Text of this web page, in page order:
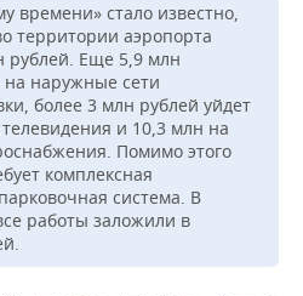
времени» стало известно,
территории аэропорта
рублей. Еще 5,9 млн
наружные сети
более 3 млн рублей уйдет
и 10,3 млн на
Помимо этого
комплексная
система. В
работы заложили в